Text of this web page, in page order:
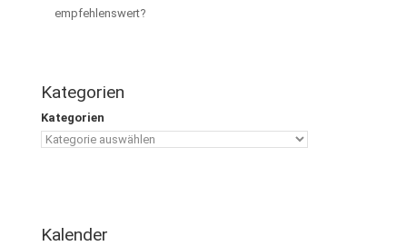
empfehlenswert?
Kategorien
Kategorien
Kalender